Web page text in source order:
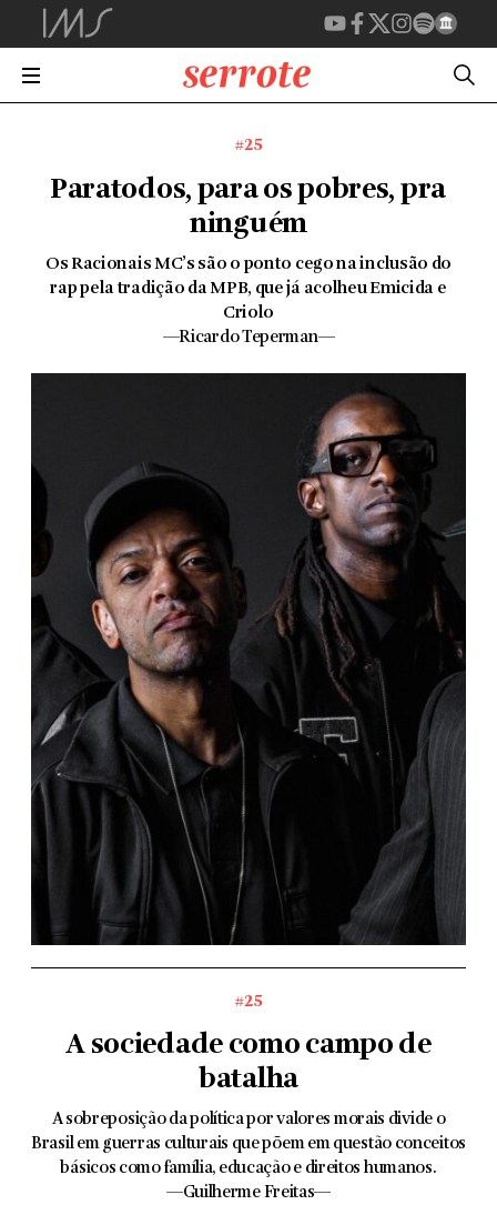
#25
Paratodos, para os pobres, pra
ninguém
Os Racionais MC’s são o ponto cego na inclusão do
rap pela tradição da MPB, que já acolheu Emicida e
Criolo
—Ricardo Teperman—
#25
A sociedade como campo de
batalha
A sobreposição da política por valores morais divide o
Brasil em guerras culturais que põem em questão conceitos
básicos como família, educação e direitos humanos.
—Guilherme Freitas—